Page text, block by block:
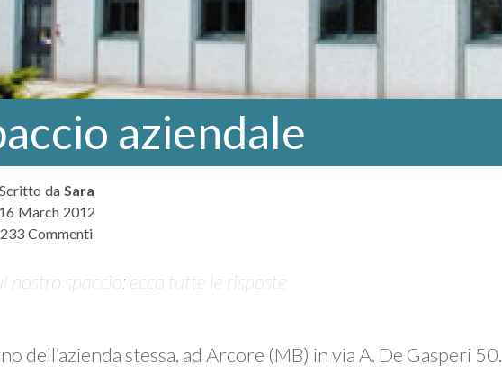
aziendale
Scritto da Sara
16 March 2012
233 Commenti
nostro spaccio: ecco tutte le risposte
dell’azienda stessa, ad Arcore (MB) in via A. De Gasperi 50.